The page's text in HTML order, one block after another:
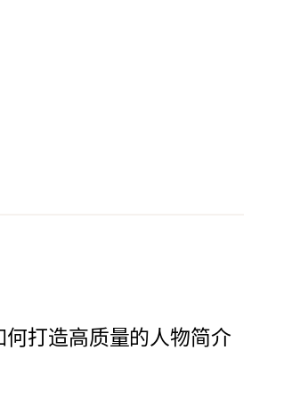
打造高质量的人物简介